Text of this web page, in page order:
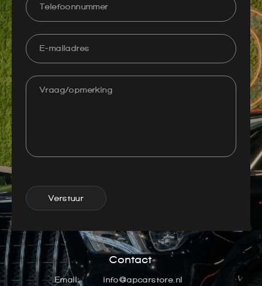
Verstuur
Contact
Email: info@apcarstore.nl